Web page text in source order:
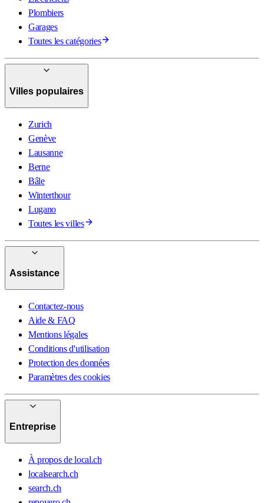
Plombiers
Garages
Toutes les catégories
Villes populaires
Zurich
Genève
Lausanne
Berne
Bâle
Winterthour
Lugano
Toutes les villes
Assistance
Contactez-nous
Aide & FAQ
Mentions légales
Conditions d'utilisation
Protection des données
Paramètres des cookies
Entreprise
À propos de local.ch
localsearch.ch
search.ch